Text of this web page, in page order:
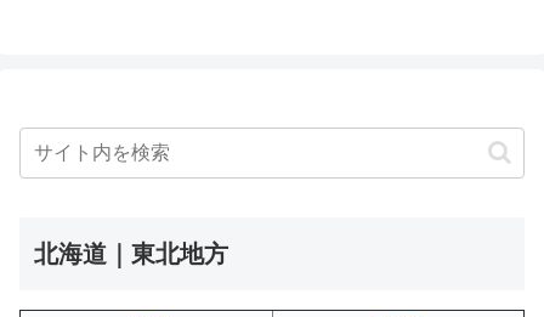
北海道｜東北地方